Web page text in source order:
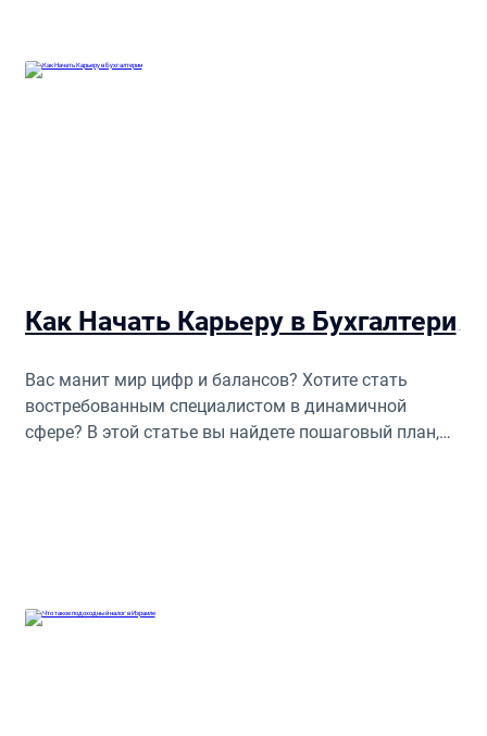
Как Начать Карьеру в Бухгалтерии и Получить Ценный Опыт в Израиле
Вас манит мир цифр и балансов? Хотите стать
востребованным специалистом в динамичной
сфере? В этой статье вы найдете пошаговый план,